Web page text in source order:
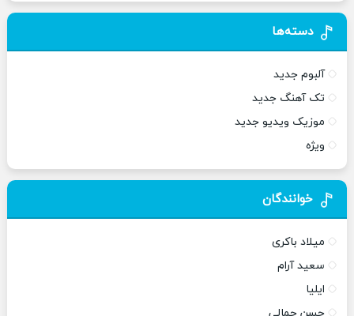
دسته‌ها
آلبوم جدید
تک آهنگ جدید
موزیک ویدیو جدید
ویژه
خوانندگان
میلاد باکری
سعید آرام
ایلیا